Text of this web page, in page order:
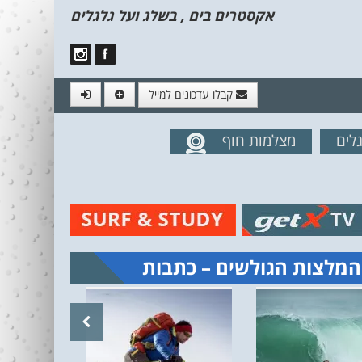
אקסטרים בים , בשלג ועל גלגלים
קבלו עדכונים למייל
מהאתרמצלמות חוף
המלצות הגולשים – כתבות